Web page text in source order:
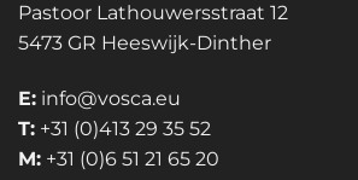
Pastoor Lathouwersstraat 12
5473 GR Heeswijk-Dinther
E: info@vosca.eu
T: +31 (0)413 29 35 52
M: +31 (0)6 51 21 65 20